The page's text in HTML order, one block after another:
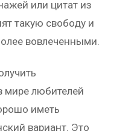
или цитат из
такую свободу и
вовлеченными.
мире любителей
иметь
вариант. Это